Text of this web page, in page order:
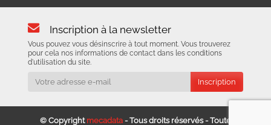
Inscription à la newsletter
Vous pouvez vous désinscrire à tout moment. Vous trouverez
pour cela nos informations de contact dans les conditions
d'utilisation du site.
© Copyright mecadata - Tous droits réservés - Toute